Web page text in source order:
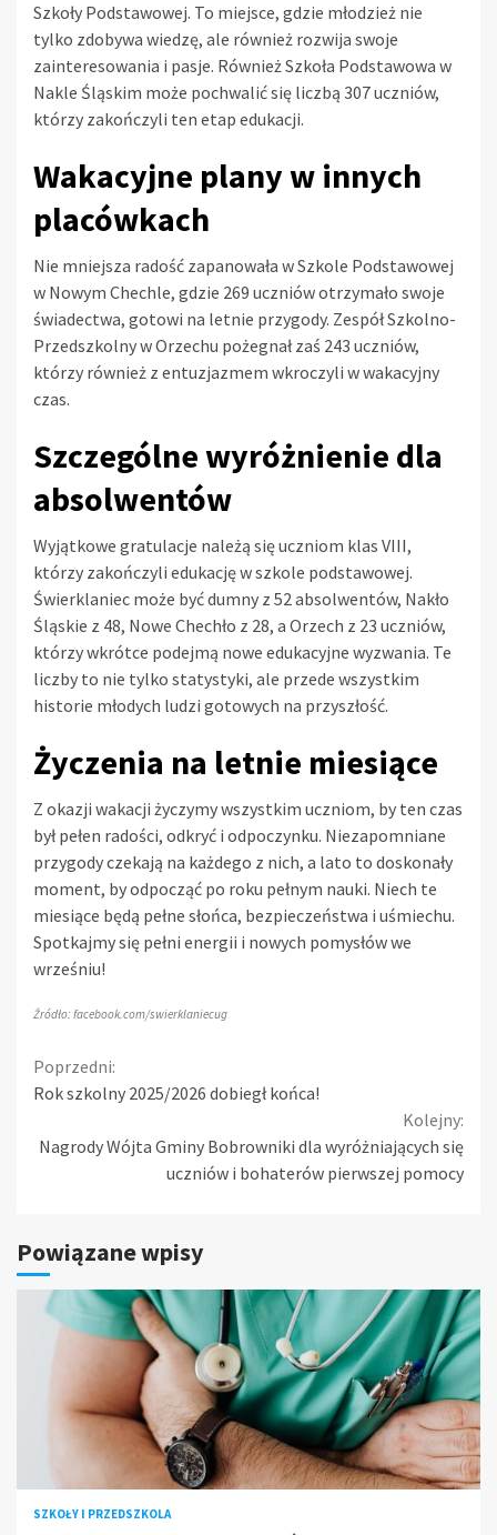
Szkoły Podstawowej. To miejsce, gdzie młodzież nie
tylko zdobywa wiedzę, ale również rozwija swoje
zainteresowania i pasje. Również Szkoła Podstawowa w
Nakle Śląskim może pochwalić się liczbą 307 uczniów,
którzy zakończyli ten etap edukacji.
Wakacyjne plany w innych
placówkach
Nie mniejsza radość zapanowała w Szkole Podstawowej
w Nowym Chechle, gdzie 269 uczniów otrzymało swoje
świadectwa, gotowi na letnie przygody. Zespół Szkolno-
Przedszkolny w Orzechu pożegnał zaś 243 uczniów,
którzy również z entuzjazmem wkroczyli w wakacyjny
czas.
Szczególne wyróżnienie dla
absolwentów
Wyjątkowe gratulacje należą się uczniom klas VIII,
którzy zakończyli edukację w szkole podstawowej.
Świerklaniec może być dumny z 52 absolwentów, Nakło
Śląskie z 48, Nowe Chechło z 28, a Orzech z 23 uczniów,
którzy wkrótce podejmą nowe edukacyjne wyzwania. Te
liczby to nie tylko statystyki, ale przede wszystkim
historie młodych ludzi gotowych na przyszłość.
Życzenia na letnie miesiące
Z okazji wakacji życzymy wszystkim uczniom, by ten czas
był pełen radości, odkryć i odpoczynku. Niezapomniane
przygody czekają na każdego z nich, a lato to doskonały
moment, by odpocząć po roku pełnym nauki. Niech te
miesiące będą pełne słońca, bezpieczeństwa i uśmiechu.
Spotkajmy się pełni energii i nowych pomysłów we
wrześniu!
Źródło: facebook.com/swierklaniecug
Continue
Reading
Poprzedni:
Rok szkolny 2025/2026 dobiegł końca!
Kolejny:
Nagrody Wójta Gminy Bobrowniki dla wyróżniających się
uczniów i bohaterów pierwszej pomocy
Powiązane wpisy
SZKOŁY I PRZEDSZKOLA